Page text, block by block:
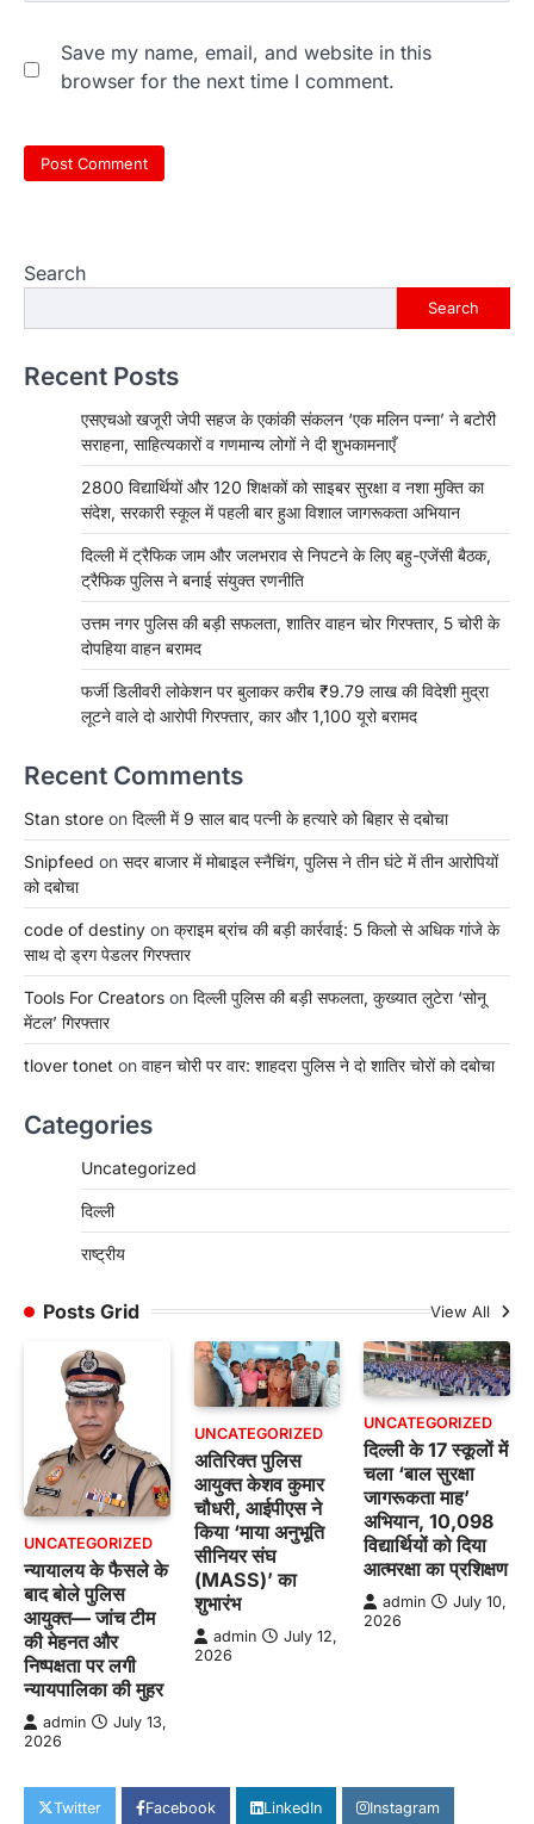
Save my name, email, and website in this
browser for the next time I comment.
Search
Search
Recent Posts
एसएचओ खजूरी जेपी सहज के एकांकी संकलन ‘एक मलिन पन्ना’ ने बटोरी
सराहना, साहित्यकारों व गणमान्य लोगों ने दी शुभकामनाएँ
2800 विद्यार्थियों और 120 शिक्षकों को साइबर सुरक्षा व नशा मुक्ति का
संदेश, सरकारी स्कूल में पहली बार हुआ विशाल जागरूकता अभियान
दिल्ली में ट्रैफिक जाम और जलभराव से निपटने के लिए बहु-एजेंसी बैठक,
ट्रैफिक पुलिस ने बनाई संयुक्त रणनीति
उत्तम नगर पुलिस की बड़ी सफलता, शातिर वाहन चोर गिरफ्तार, 5 चोरी के
दोपहिया वाहन बरामद
फर्जी डिलीवरी लोकेशन पर बुलाकर करीब ₹9.79 लाख की विदेशी मुद्रा
लूटने वाले दो आरोपी गिरफ्तार, कार और 1,100 यूरो बरामद
Recent Comments
Stan store on दिल्ली में 9 साल बाद पत्नी के हत्यारे को बिहार से दबोचा
Snipfeed on सदर बाजार में मोबाइल स्नैचिंग, पुलिस ने तीन घंटे में तीन आरोपियों
को दबोचा
code of destiny on क्राइम ब्रांच की बड़ी कार्रवाई: 5 किलो से अधिक गांजे के
साथ दो ड्रग पेडलर गिरफ्तार
Tools For Creators on दिल्ली पुलिस की बड़ी सफलता, कुख्यात लुटेरा ‘सोनू
मेंटल’ गिरफ्तार
tlover tonet on वाहन चोरी पर वार: शाहदरा पुलिस ने दो शातिर चोरों को दबोचा
Categories
Uncategorized
दिल्ली
राष्ट्रीय
Posts Grid View All
UNCATEGORIZED
न्यायालय के फैसले के
बाद बोले पुलिस
आयुक्त— जांच टीम
की मेहनत और
निष्पक्षता पर लगी
न्यायपालिका की मुहर
admin
July 13,
2026
UNCATEGORIZED
अतिरिक्त पुलिस
आयुक्त केशव कुमार
चौधरी, आईपीएस ने
किया ‘माया अनुभूति
सीनियर संघ
(MASS)’ का
शुभारंभ
admin
July 12,
2026
UNCATEGORIZED
दिल्ली के 17 स्कूलों में
चला ‘बाल सुरक्षा
जागरूकता माह’
अभियान, 10,098
विद्यार्थियों को दिया
आत्मरक्षा का प्रशिक्षण
admin
July 10,
2026
Twitter Facebook LinkedIn Instagram